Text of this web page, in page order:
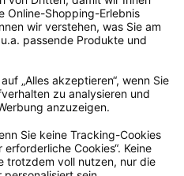
eine Email an
rufe zu unseren
wir dir ein